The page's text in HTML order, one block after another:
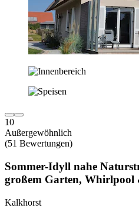
10
Außergewöhnlich
(51 Bewertungen)
Sommer-Idyll nahe
großem Garten, Whirlpool
Kalkhorst